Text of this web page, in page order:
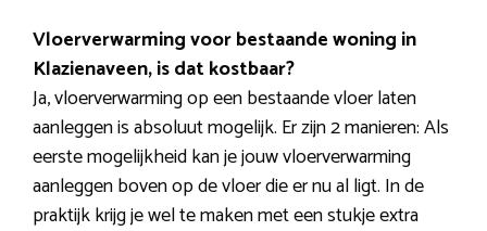
Vloerverwarming voor bestaande woning in
Klazienaveen, is dat kostbaar?
Ja, vloerverwarming op een bestaande vloer laten
aanleggen is absoluut mogelijk. Er zijn 2 manieren: Als
eerste mogelijkheid kan je jouw vloerverwarming
aanleggen boven op de vloer die er nu al ligt. In de
praktijk krijg je wel te maken met een stukje extra